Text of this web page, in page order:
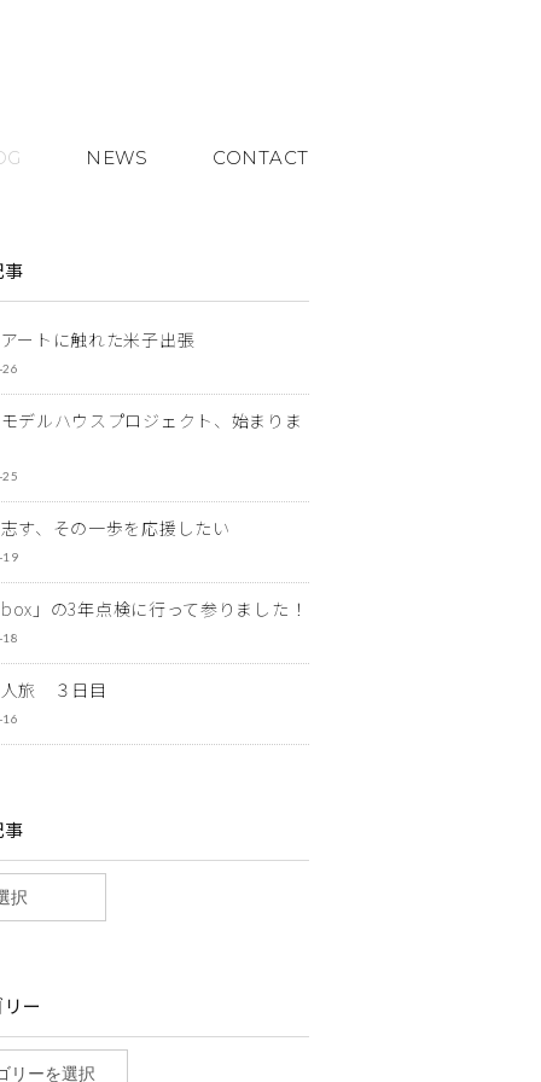
NEWS CONTACT
ートに触れた米子出張
デルハウスプロジェクト、始まりま
す、その一歩を応援したい
19
」の3年点検に行って参りました！
旅 ３日目
ー